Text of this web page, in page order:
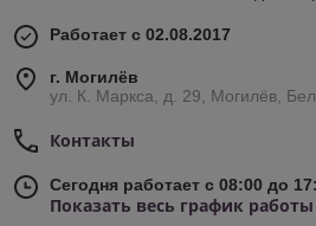
Заказать изготовление
Для начинающих предпринимателей
пилоны как рекламный инструмент
установкой все детали конструкции
заказчиком и утверждаются
Работает с 02.08.2017
г. Могилёв
ул. К. Маркса, д. 29, Могилёв,
Контакты
Сегодня работает с 08:00 до
Показать весь график работы